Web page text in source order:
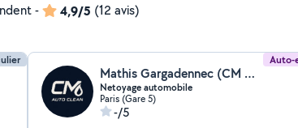
- 4,9/5 (12 avis)
Auto-
Mathis Gargadennec (CM Auto Clean)
Netoyage automobile
Paris (Gare 5)
-/5